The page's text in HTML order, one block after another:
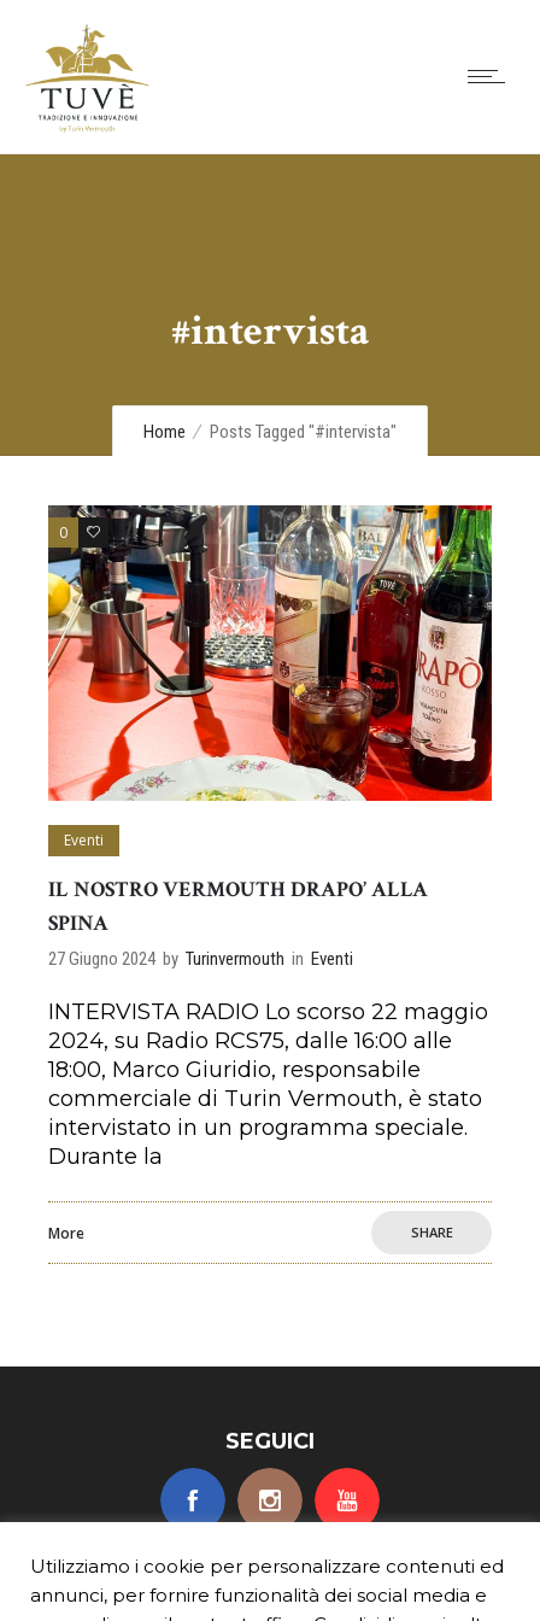
#intervista
Home Posts Tagged "#intervista"
0 0
Eventi
IL NOSTRO VERMOUTH DRAPO’ ALLA
SPINA
27 Giugno 2024 by Turinvermouth in Eventi
INTERVISTA RADIO Lo scorso 22 maggio
2024, su Radio RCS75, dalle 16:00 alle
18:00, Marco Giuridio, responsabile
commerciale di Turin Vermouth, è stato
intervistato in un programma speciale.
Durante la
More SHARE
SEGUICI
Utilizziamo i cookie per personalizzare contenuti ed
annunci, per fornire funzionalità dei social media e